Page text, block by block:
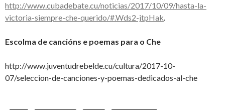
http://www.cubadebate.cu/noticias/2017/10/09/hasta-la-
victoria-siempre-che-querido/#.Wds2-jtpHak.
Escolma de cancións e poemas para o Che
http://www.juventudrebelde.cu/cultura/2017-10-
07/seleccion-de-canciones-y-poemas-dedicados-al-che